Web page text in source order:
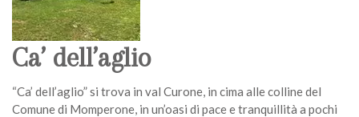
Ca’ dell’aglio
“Ca’ dell’aglio” si trova in val Curone, in cima alle colline del
Comune di Momperone, in un’oasi di pace e tranquillità a pochi